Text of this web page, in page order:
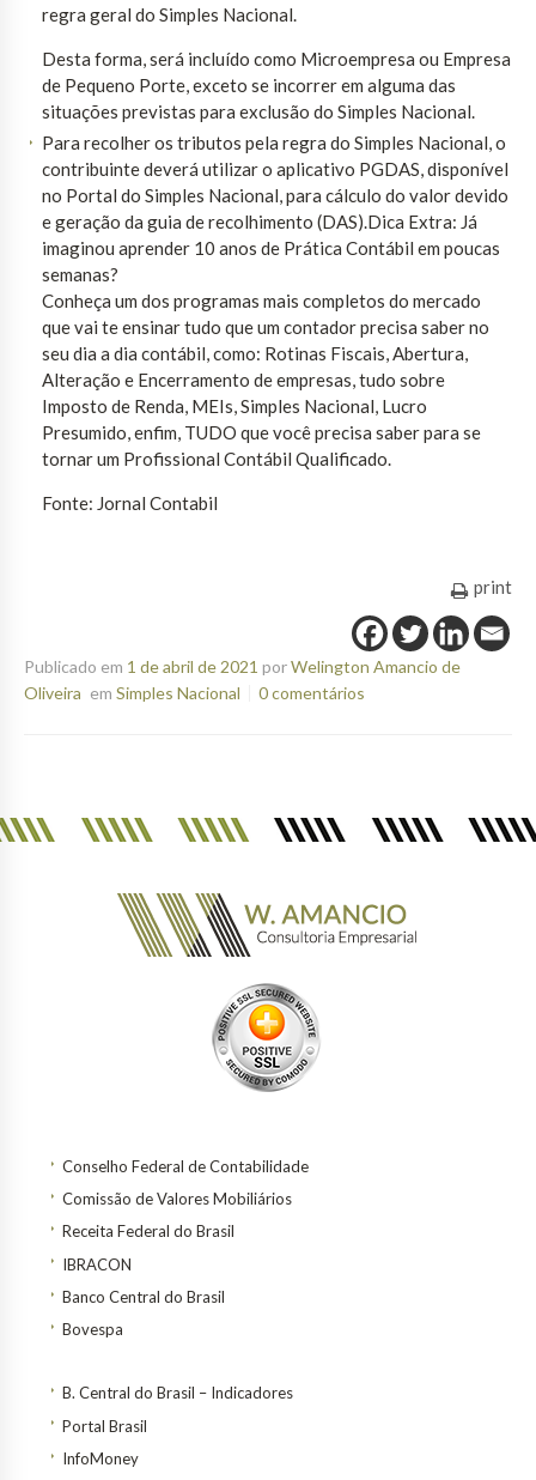
regra geral do Simples Nacional.
Desta forma, será incluído como Microempresa ou Empresa
de Pequeno Porte, exceto se incorrer em alguma das
situações previstas para exclusão do Simples Nacional.
Para recolher os tributos pela regra do Simples Nacional, o
contribuinte deverá utilizar o aplicativo PGDAS, disponível
no Portal do Simples Nacional, para cálculo do valor devido
e geração da guia de recolhimento (DAS).Dica Extra: Já
imaginou aprender 10 anos de Prática Contábil em poucas
semanas?
Conheça um dos programas mais completos do mercado
que vai te ensinar tudo que um contador precisa saber no
seu dia a dia contábil, como: Rotinas Fiscais, Abertura,
Alteração e Encerramento de empresas, tudo sobre
Imposto de Renda, MEIs, Simples Nacional, Lucro
Presumido, enfim, TUDO que você precisa saber para se
tornar um Profissional Contábil Qualificado.
Fonte: Jornal Contabil
print
Publicado em 1 de abril de 2021 porWelington Amancio de
Oliveira em Simples Nacional 0 comentários
Conselho Federal de Contabilidade
Comissão de Valores Mobiliários
Receita Federal do Brasil
IBRACON
Banco Central do Brasil
Bovespa
B. Central do Brasil – Indicadores
Portal Brasil
InfoMoney